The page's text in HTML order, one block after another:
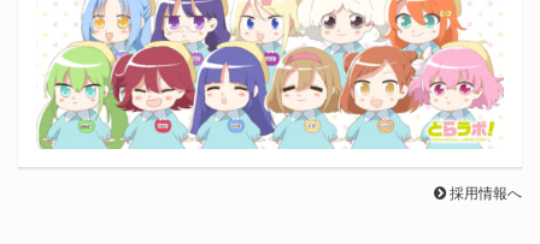
採用情報へ